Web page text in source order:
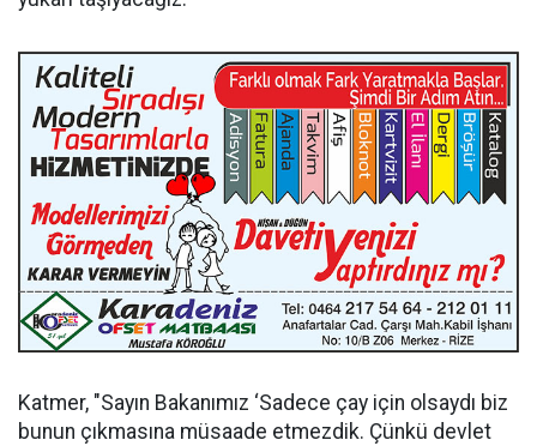
Katmer, "Sayın Bakanımız ‘Sadece çay için olsaydı biz
bunun çıkmasına müsaade etmezdik. Çünkü devlet